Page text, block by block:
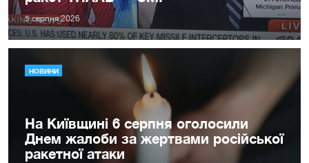
5 серпня 2026
НОВИНИ
На Київщині 6 серпня оголосили
Днем жалоби за жертвами російської
ракетної атаки